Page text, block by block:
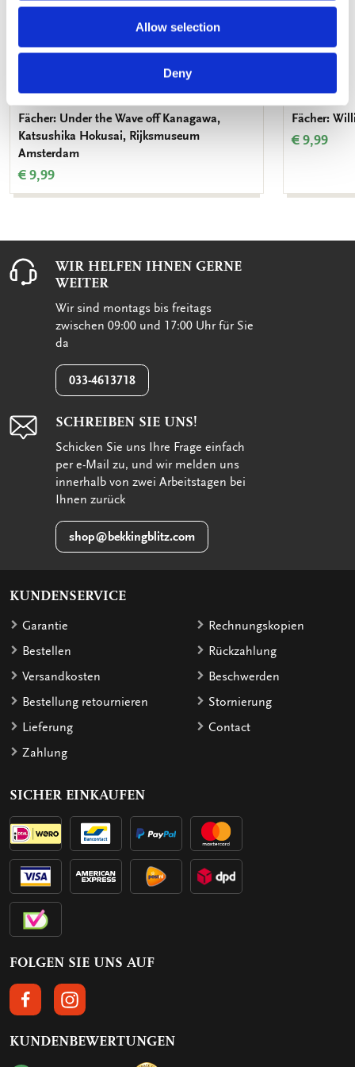
Allow selection
Deny
Fächer: Under the Wave off Kanagawa,
Katsushika Hokusai, Rijksmuseum
Amsterdam
€ 9,99
Fächer:
€ 9,99
WIR HELFEN IHNEN GERNE
WEITER
Wir sind montags bis freitags
zwischen 09:00 und 17:00 Uhr für Sie
da
033-4613718
SCHREIBEN SIE UNS!
Schicken Sie uns Ihre Frage einfach
per e-Mail zu, und wir melden uns
innerhalb von zwei Arbeitstagen bei
Ihnen zurück
shop@bekkingblitz.com
KUNDENSERVICE
Garantie
Bestellen
Versandkosten
Bestellung retournieren
Lieferung
Zahlung
Rechnungskopien
Rückzahlung
Beschwerden
Stornierung
Contact
SICHER EINKAUFEN
FOLGEN SIE UNS AUF
FOLGEN SIE UNS AUF FACEBOOK
FOLGEN SIE UNS AUF INSTAGRAM
KUNDENBEWERTUNGEN